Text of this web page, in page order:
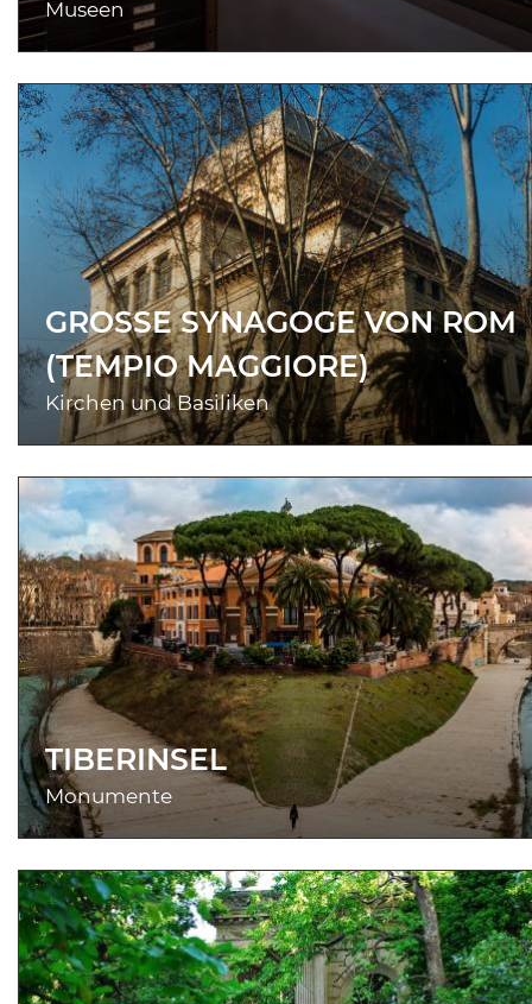
Museen
GROSSE SYNAGOGE VON ROM (
TEMPIO MAGGIORE)
Kirchen und Basiliken
TIBERINSEL
Monumente